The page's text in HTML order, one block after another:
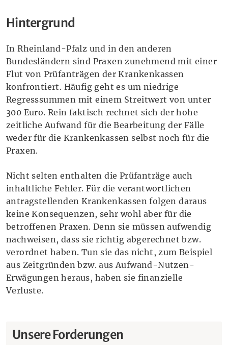
Hintergrund
In Rheinland-Pfalz und in den anderen
Bundesländern sind Praxen zunehmend mit einer
Flut von Prüfanträgen der Krankenkassen
konfrontiert. Häufig geht es um niedrige
Regresssummen mit einem Streitwert von unter
300 Euro. Rein faktisch rechnet sich der hohe
zeitliche Aufwand für die Bearbeitung der Fälle
weder für die Krankenkassen selbst noch für die
Praxen.
Nicht selten enthalten die Prüfanträge auch
inhaltliche Fehler. Für die verantwortlichen
antragstellenden Krankenkassen folgen daraus
keine Konsequenzen, sehr wohl aber für die
betroffenen Praxen. Denn sie müssen aufwendig
nachweisen, dass sie richtig abgerechnet bzw.
verordnet haben. Tun sie das nicht, zum Beispiel
aus Zeitgründen bzw. aus Aufwand-Nutzen-
Erwägungen heraus, haben sie finanzielle
Verluste.
Unsere Forderungen